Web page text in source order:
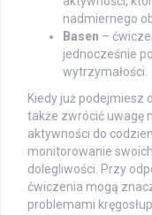
nadmiernego
Basen –
jednocześnie
wytrzymałości.
Kiedy już podejmiesz
także zwrócić uwagę
aktywności do
monitorowanie
dolegliwości. Przy
ćwiczenia mogą
problemami